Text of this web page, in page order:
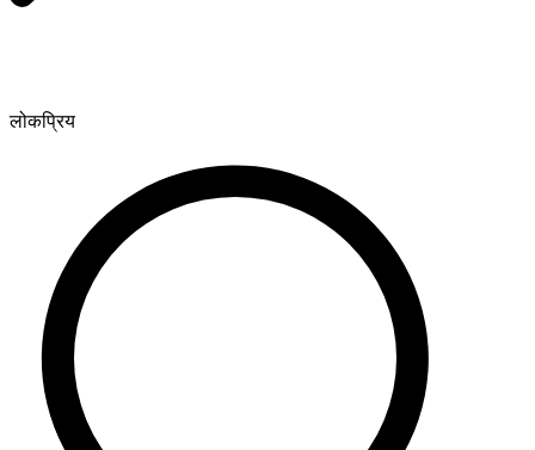
लोकप्रिय